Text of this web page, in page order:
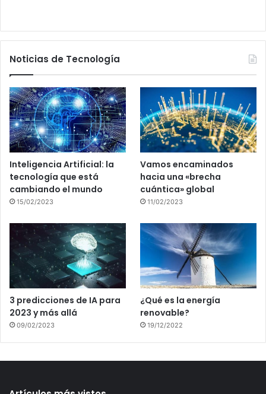
Noticias de Tecnología
Inteligencia Artificial: la
tecnología que está
cambiando el mundo
15/02/2023
Vamos encaminados
hacia una «brecha
cuántica» global
11/02/2023
3 predicciones de IA para
2023 y más allá
09/02/2023
¿Qué es la energía
renovable?
19/12/2022